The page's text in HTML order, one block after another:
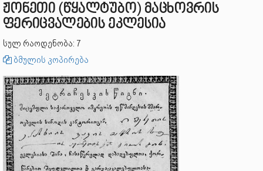
ჟონეთი (წყალტუბო) მაცხოვრის
ფერიცვალების ეკლესია
სულ რაოდენობა: 7
ბმულის კოპირება